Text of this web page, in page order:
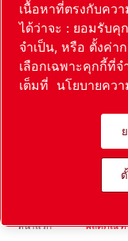
หน้าแรก ผลิตภัณฑ์
แผนผังเว็บไซต์
ผลิตภัณ
ไปใช้อย่
เนื้อหาที่ตรงกับคว
ได้ว่าจะ : ยอมรับ
จำเป็น, หรือ ตั้งค่า
เลือกเฉพาะคุกกี้ที่จ
เต็มที่ นโยบายควา